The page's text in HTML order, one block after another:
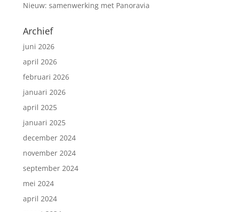
Nieuw: samenwerking met Panoravia
Archief
juni 2026
april 2026
februari 2026
januari 2026
april 2025
januari 2025
december 2024
november 2024
september 2024
mei 2024
april 2024